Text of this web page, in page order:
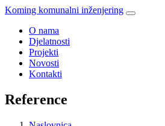
Koming komunalni inženjering
O nama
Djelatnosti
Projekti
Novosti
Kontakti
Reference